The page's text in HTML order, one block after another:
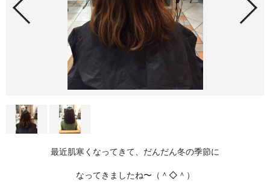
最近肌寒くなってきて、だんだん冬の季節に
なってきましたね〜（＾◇＾）